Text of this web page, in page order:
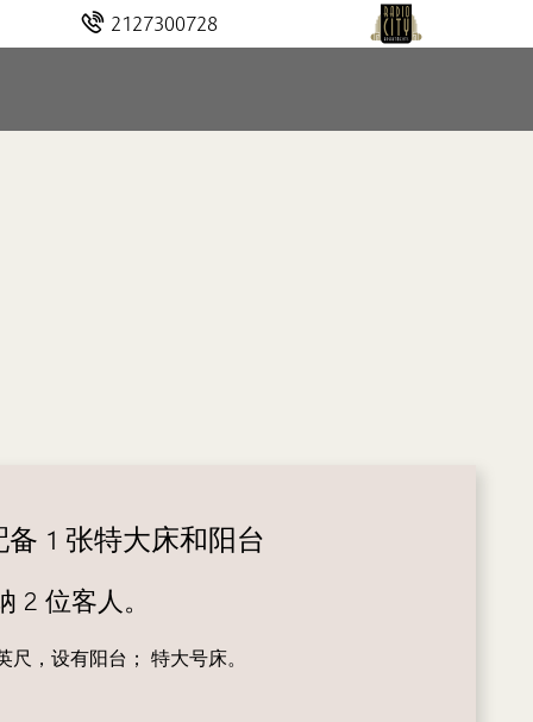
2127300728
1 张特大床和阳台
2 位客人。
，设有阳台； 特大号床。